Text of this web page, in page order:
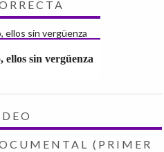
ellos sin vergüenza
(PRIMER